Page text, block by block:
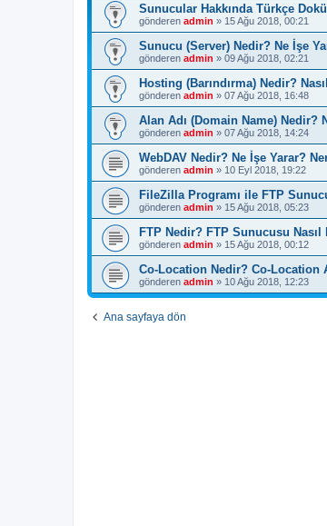
Sunucular Hakkında Türkçe
gönderen admin » 15 Ağu 2018, 00:21
Sunucu (Server) Nedir? Ne İşe
gönderen admin » 09 Ağu 2018, 02:21
Hosting (Barındırma) Nedir?
gönderen admin » 07 Ağu 2018, 16:48
Alan Adı (Domain Name) Nedir?
gönderen admin » 07 Ağu 2018, 14:24
WebDAV Nedir? Ne İşe Yarar?
gönderen admin » 10 Eyl 2018, 19:22
FileZilla Programı ile FTP
gönderen admin » 15 Ağu 2018, 05:23
FTP Nedir? FTP Sunucusu
gönderen admin » 15 Ağu 2018, 00:12
Co-Location Nedir? Co-Location
gönderen admin » 10 Ağu 2018, 12:23
Ana sayfaya dön